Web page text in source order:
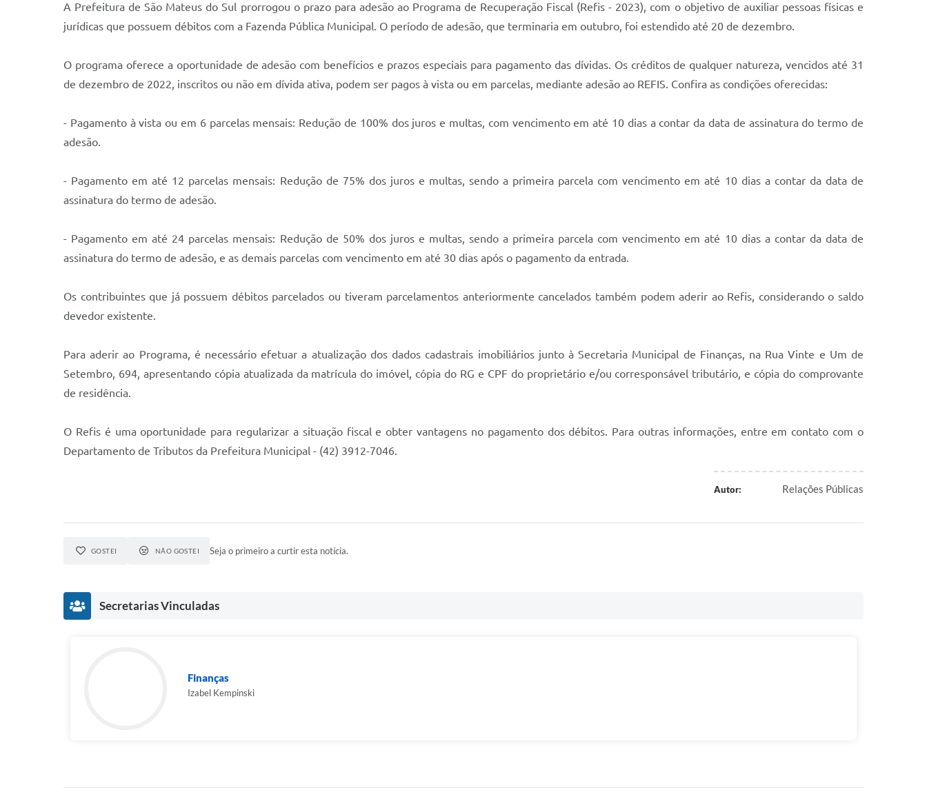
A Prefeitura de São Mateus do Sul prorrogou o prazo para adesão ao Programa de Recuperação Fiscal (Refis - 2023), com o objetivo de auxiliar pessoas físicas e
jurídicas que possuem débitos com a Fazenda Pública Municipal. O período de adesão, que terminaria em outubro, foi estendido até 20 de dezembro.
O programa oferece a oportunidade de adesão com benefícios e prazos especiais para pagamento das dívidas. Os créditos de qualquer natureza, vencidos até 31
de dezembro de 2022, inscritos ou não em dívida ativa, podem ser pagos à vista ou em parcelas, mediante adesão ao REFIS. Confira as condições oferecidas:
- Pagamento à vista ou em 6 parcelas mensais: Redução de 100% dos juros e multas, com vencimento em até 10 dias a contar da data de assinatura do termo de
adesão.
- Pagamento em até 12 parcelas mensais: Redução de 75% dos juros e multas, sendo a primeira parcela com vencimento em até 10 dias a contar da data de
assinatura do termo de adesão.
- Pagamento em até 24 parcelas mensais: Redução de 50% dos juros e multas, sendo a primeira parcela com vencimento em até 10 dias a contar da data de
assinatura do termo de adesão, e as demais parcelas com vencimento em até 30 dias após o pagamento da entrada.
Os contribuintes que já possuem débitos parcelados ou tiveram parcelamentos anteriormente cancelados também podem aderir ao Refis, considerando o saldo
devedor existente.
Para aderir ao Programa, é necessário efetuar a atualização dos dados cadastrais imobiliários junto à Secretaria Municipal de Finanças, na Rua Vinte e Um de
Setembro, 694, apresentando cópia atualizada da matrícula do imóvel, cópia do RG e CPF do proprietário e/ou corresponsável tributário, e cópia do comprovante
de residência.
O Refis é uma oportunidade para regularizar a situação fiscal e obter vantagens no pagamento dos débitos. Para outras informações, entre em contato com o
Departamento de Tributos da Prefeitura Municipal - (42) 3912-7046.
Autor: Relações Públicas
GOSTEI NÃO GOSTEI Seja o primeiro a curtir esta notícia.
Secretarias Vinculadas
Finanças
Izabel Kempinski